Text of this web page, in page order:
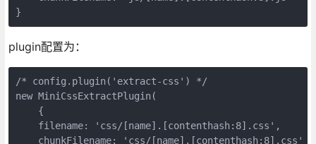
}
plugin配置为：
/* config.plugin('extract-css') */
new MiniCssExtractPlugin(
    {
    filename: 'css/[name].[contenthash:8].css',
    chunkFilename: 'css/[name].[contenthash:8].css'